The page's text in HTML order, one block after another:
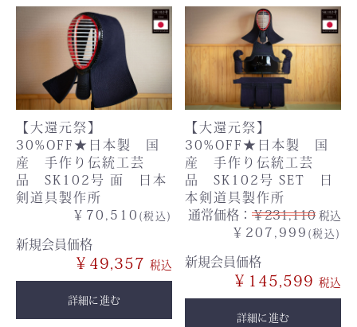
【大還元祭】
30%OFF★日本製 国
産 手作り伝統工芸
品 SK102号 面 日本
剣道具製作所
￥70,510 (税込)
新規会員価格
￥49,357
詳細に進む
【大還元祭】
30%OFF★日本製 国
産 手作り伝統工芸
品 SK102号 SET 日
本剣道具製作所
通常価格： ￥231,110 税込
￥207,999 (税込)
新規会員価格
￥145,599
詳細に進む